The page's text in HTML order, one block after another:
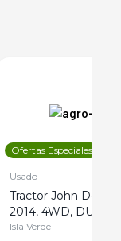
Ofertas Especiales
Usado
Tractor John Deere
2014, 4WD, DUAL
Isla Verde